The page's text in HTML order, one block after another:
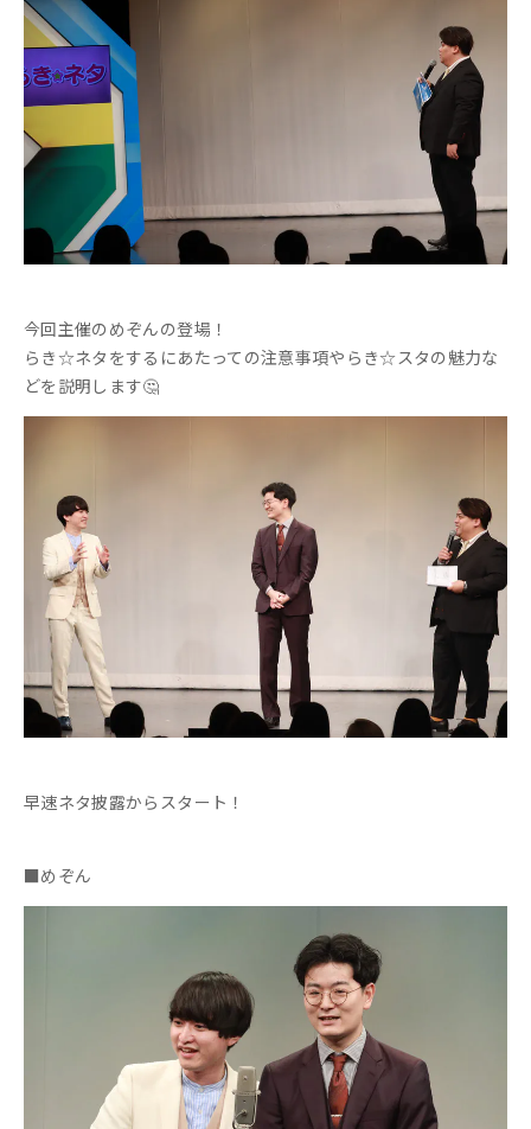
今回主催のめぞんの登場！
らき☆ネタをするにあたっての注意事項やらき☆スタの魅力な
どを説明します🤔
早速ネタ披露からスタート！
■めぞん